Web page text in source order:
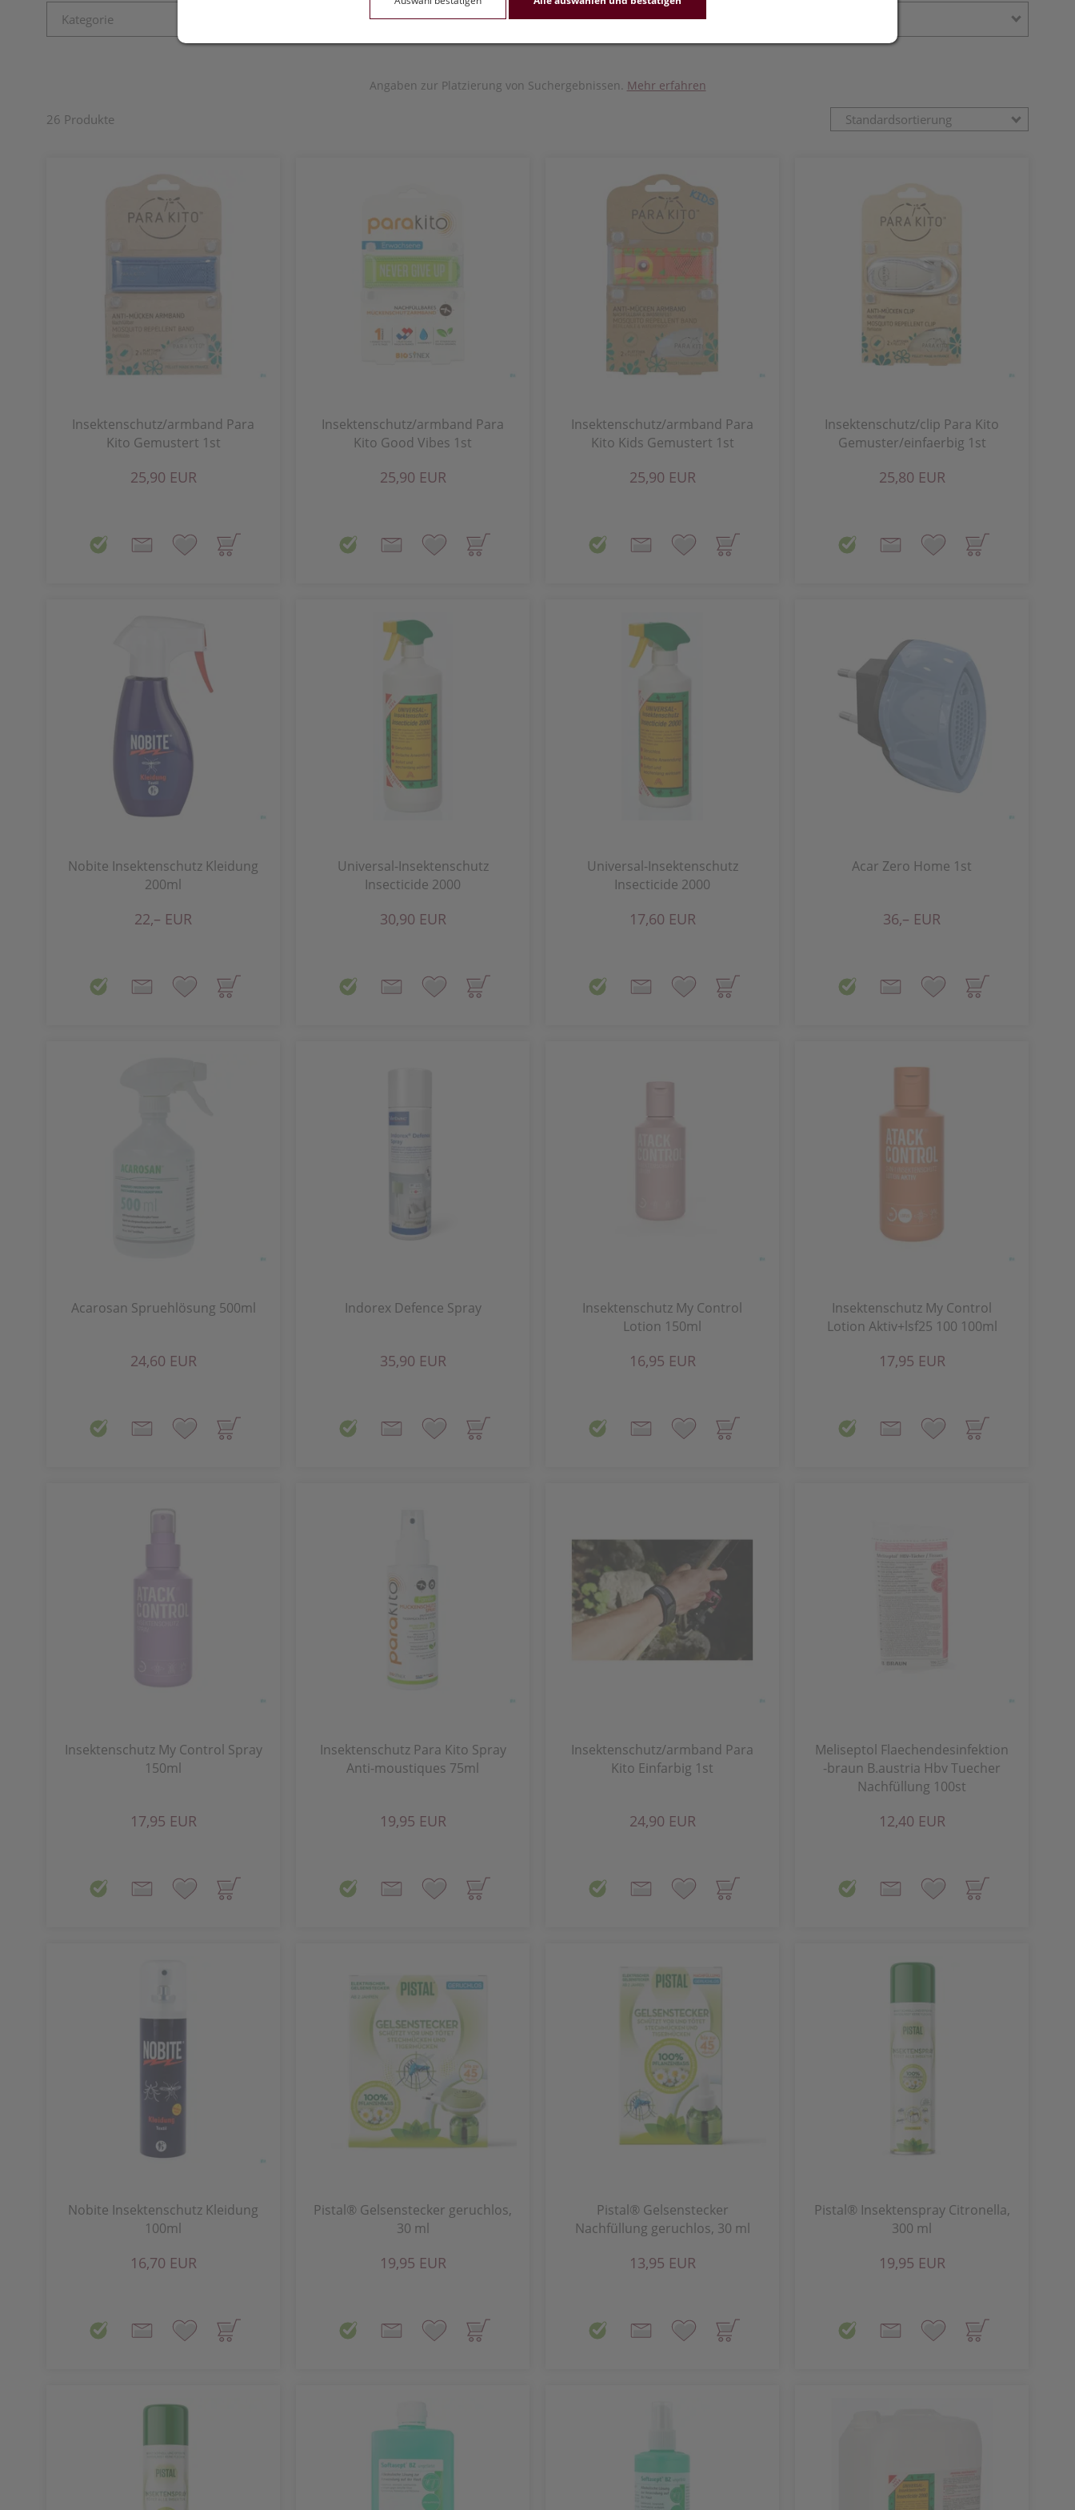
Kategorie
Angaben zur Platzierung von Suchergebnissen. Mehr erfahren
26 Produkte Standardsortierung
Insektenschutz/armband Para
Kito Gemustert 1st
25,90 EUR
Insektenschutz/armband Para
Kito Good Vibes 1st
25,90 EUR
Insektenschutz/armband Para
Kito Kids Gemustert 1st
25,90 EUR
Insektenschutz/clip Para Kito
Gemuster/einfaerbig 1st
25,80 EUR
Nobite Insektenschutz Kleidung
200ml
22,– EUR
Universal-Insektenschutz
Insecticide 2000
30,90 EUR
Universal-Insektenschutz
Insecticide 2000
17,60 EUR
Acar Zero Home 1st
36,– EUR
Acarosan Spruehlösung 500ml
24,60 EUR
Indorex Defence Spray
35,90 EUR
Insektenschutz My Control
Lotion 150ml
16,95 EUR
Insektenschutz My Control
Lotion Aktiv+lsf25 100 100ml
17,95 EUR
Insektenschutz My Control Spray
150ml
17,95 EUR
Insektenschutz Para Kito Spray
Anti-moustiques 75ml
19,95 EUR
Insektenschutz/armband Para
Kito Einfarbig 1st
24,90 EUR
Meliseptol Flaechendesinfektion
-braun B.austria Hbv Tuecher
Nachfüllung 100st
12,40 EUR
Nobite Insektenschutz Kleidung
100ml
16,70 EUR
Pistal® Gelsenstecker geruchlos,
30 ml
19,95 EUR
Pistal® Gelsenstecker
Nachfüllung geruchlos, 30 ml
13,95 EUR
Pistal® Insektenspray Citronella,
300 ml
19,95 EUR